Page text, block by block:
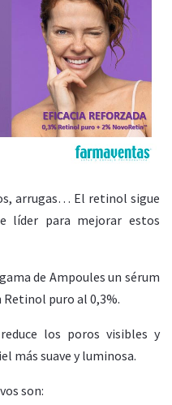
arrugas… El retinol sigue
líder para mejorar estos
de Ampoules un sérum
puro al 0,3%.
los poros visibles y
más suave y luminosa.
son: